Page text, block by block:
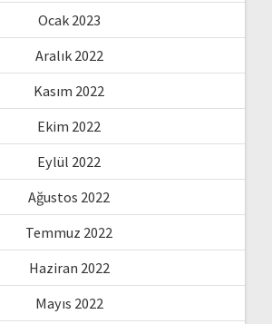
Ocak 2023
Aralık 2022
Kasım 2022
Ekim 2022
Eylül 2022
Ağustos 2022
Temmuz 2022
Haziran 2022
Mayıs 2022